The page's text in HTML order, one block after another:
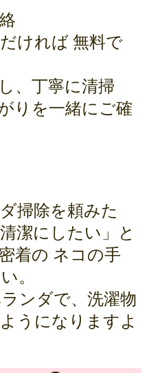
ければ 無料で
、丁寧に清掃
りを一緒にご確
掃除を頼みた
潔にしたい」と
着の ネコの手
。
ンダで、洗濯物
うになりますよ